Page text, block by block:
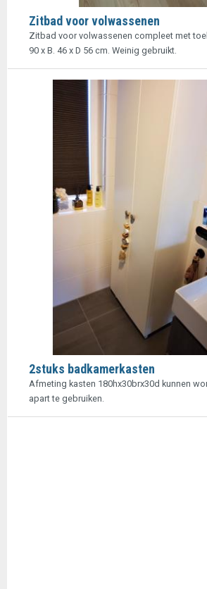
Zitbad voor volwassenen
Zitbad voor volwassenen compleet met
90 x B. 46 x D 56 cm. Weinig gebruikt.
2stuks badkamerkasten
Afmeting kasten 180hx30brx30d kunnen
apart te gebruiken.